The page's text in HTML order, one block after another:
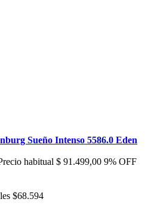
Sueño Intenso 5586.0 Eden
habitual $ 91.499,00 9% OFF
$68.594